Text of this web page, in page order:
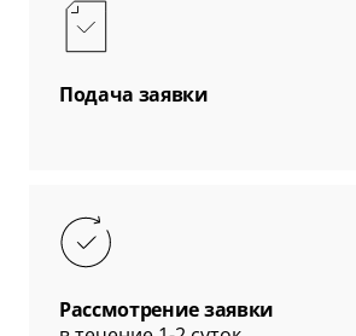
Подача заявки
Рассмотрение заявки